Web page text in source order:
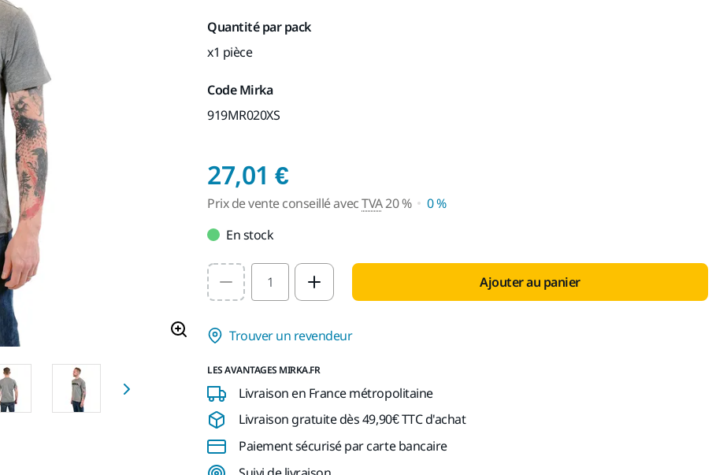
Quantité par pack
x1 pièce
Code Mirka
919MR020XS
27,01 €Prix de vente conseillé avec TVA 20
Prix de vente conseillé avecTVA20 %
0 %
En stock
Select quantity value Ajouter au panier
Trouver un revendeur
LES AVANTAGES MIRKA.FR
Livraison en France métropolitaine
Livraison gratuite dès 49,90€ TTC d'achat
Paiement sécurisé par carte bancaire